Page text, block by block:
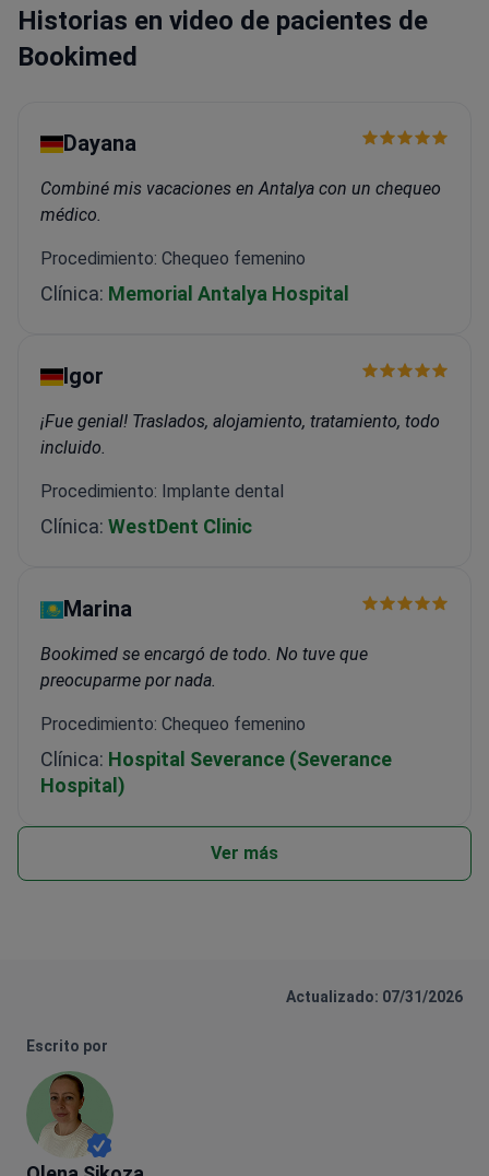
Historias en video de pacientes de
Bookimed
Dayana
Combiné mis vacaciones en Antalya con un chequeo
médico.
Procedimiento: Chequeo femenino
Clínica: Memorial Antalya Hospital
Igor
¡Fue genial! Traslados, alojamiento, tratamiento, todo
incluido.
Procedimiento: Implante dental
Clínica: WestDent Clinic
Marina
Bookimed se encargó de todo. No tuve que
preocuparme por nada.
Procedimiento: Chequeo femenino
Clínica: Hospital Severance (Severance
Hospital)
Ver más
Actualizado: 07/31/2026
Escrito por
Olena Sikoza